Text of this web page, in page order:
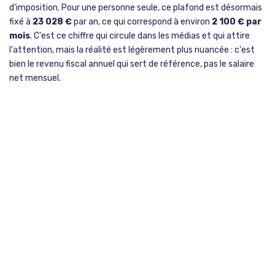
d'imposition. Pour une personne seule, ce plafond est désormais
fixé à 23 028 €par an, ce qui correspond à environ 2 100 € par
mois. C'est ce chiffre qui circule dans les médias et qui attire
l'attention, mais la réalité est légèrement plus nuancée : c'est
bien le revenu fiscal annuel qui sert de référence, pas le salaire
net mensuel.